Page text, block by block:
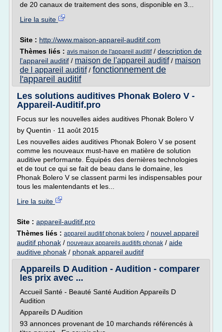
de 20 canaux de traitement des sons, disponible en 3...
Lire la suite
Site : http://www.maison-appareil-auditif.com
Thèmes liés : avis maison de l'appareil auditif/ description de
l'appareil auditif / maison de l'appareil auditif/ maison
de l appareil auditif/ fonctionnement de
l'appareil auditif
Les solutions auditives Phonak Bolero V -
Appareil-Auditif.pro
Focus sur les nouvelles aides auditives Phonak Bolero V
by Quentin · 11 août 2015
Les nouvelles aides auditives Phonak Bolero V se posent
comme les nouveaux must-have en matière de solution
auditive performante. Équipés des dernières technologies
et de tout ce qui se fait de beau dans le domaine, les
Phonak Bolero V se classent parmi les indispensables pour
tous les malentendants et les...
Lire la suite
Site : appareil-auditif.pro
Thèmes liés : appareil auditif phonak bolero / nouvel appareil
auditif phonak / nouveaux appareils auditifs phonak / aide
auditive phonak / phonak appareil auditif
Appareils D Audition - Audition - comparer
les prix avec ...
Accueil Santé - Beauté Santé Audition Appareils D
Audition
Appareils D Audition
93 annonces provenant de 10 marchands référencés à